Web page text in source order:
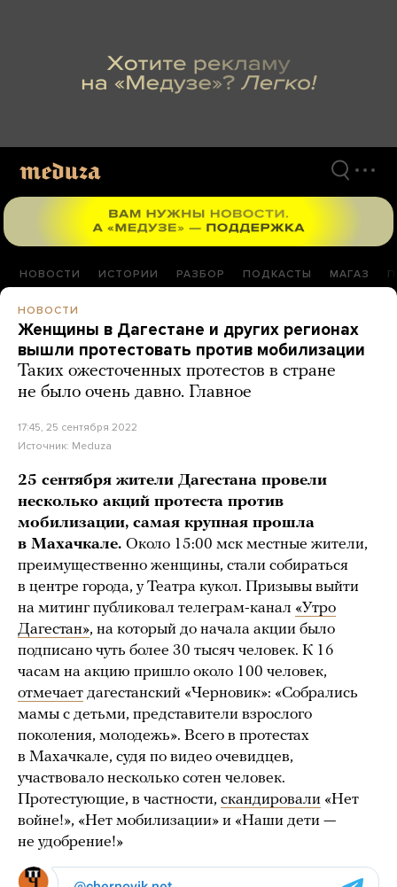
НОВОСТИ ИСТОРИИ РАЗБОР ПОДКАСТЫ МАГАЗ
НОВОСТИ
Женщины в Дагестане и других регионах
вышли протестовать против мобилизации
Таких ожесточенных протестов в стране
не было очень давно. Главное
17:45, 25 сентября 2022
Источник: Meduza
25 сентября жители Дагестана провели
несколько акций протеста против
мобилизации, самая крупная прошла
в Махачкале. Около 15:00 мск местные жители,
преимущественно женщины, стали собираться
в центре города, у Театра кукол. Призывы выйти
на митинг публиковал телеграм-канал «Утро
Дагестан», на который до начала акции было
подписано чуть более 30 тысяч человек. К 16
часам на акцию пришло около 100 человек,
отмечает дагестанский «Черновик»: «Собрались
мамы с детьми, представители взрослого
поколения, молодежь». Всего в протестах
в Махачкале, судя по видео очевидцев,
участвовало несколько сотен человек.
Протестующие, в частности, скандировали «Нет
войне!», «Нет мобилизации» и «Наши дети —
не удобрение!»